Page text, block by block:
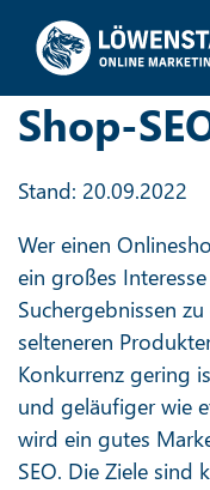
Shop-
Stand: 20.09.2022
Wer einen
ein großes
Suchergebnissen
selteneren
Konkurrenz gering
und geläufiger wie
wird ein gutes
SEO. Die Ziele sind